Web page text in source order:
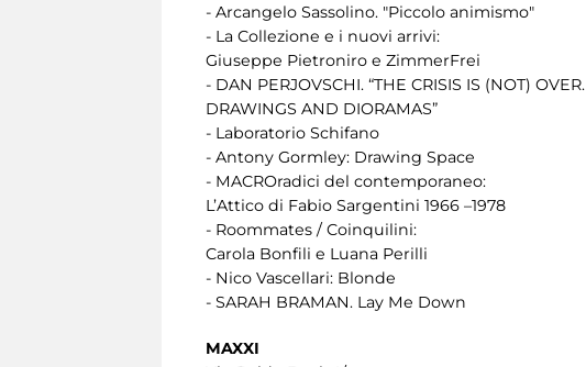
- Arcangelo Sassolino. "Piccolo animismo"
- La Collezione e i nuovi arrivi:
Giuseppe Pietroniro e ZimmerFrei
- DAN PERJOVSCHI. “THE CRISIS IS (NOT) OVER.
DRAWINGS AND DIORAMAS”
- Laboratorio Schifano
- Antony Gormley: Drawing Space
- MACROradici del contemporaneo:
L’Attico di Fabio Sargentini 1966 –1978
- Roommates / Coinquilini:
Carola Bonfili e Luana Perilli
- Nico Vascellari: Blonde
- SARAH BRAMAN. Lay Me Down
MAXXI